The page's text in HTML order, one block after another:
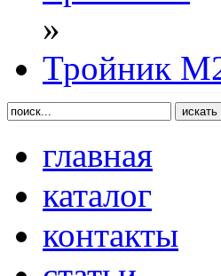
»
Тройник
главная
каталог
контакты